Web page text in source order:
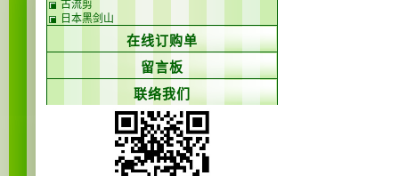
古流剪
日本黑剑山
在线订购单
留言板
联络我们